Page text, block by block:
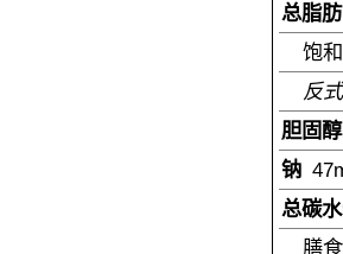
总脂肪
饱
反式
胆固醇
钠 47
总碳
膳